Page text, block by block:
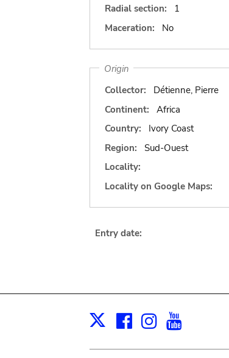
Radial section:
1
Maceration:
No
Origin
Collector:
Détienne, Pierre
Continent:
Africa
Country:
Ivory Coast
Region:
Sud-Ouest
Locality:
Locality on Google Maps:
Entry date:
X Facebook
Instagram